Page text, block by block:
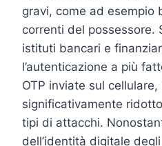
gravi, come ad esempio
correnti del possessore.
istituti bancari e
l’autenticazione a più
OTP inviate sul
significativamente
tipi di attacchi.
dell’identità digitale